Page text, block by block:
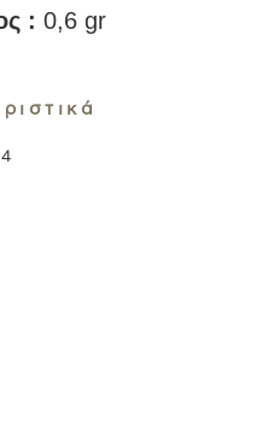
: 0,6 gr